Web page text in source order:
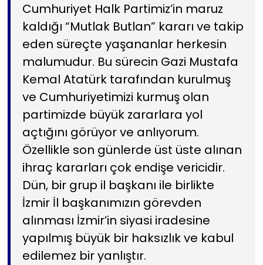
Cumhuriyet Halk Partimiz’in maruz
kaldığı “Mutlak Butlan” kararı ve takip
eden süreçte yaşananlar herkesin
malumudur. Bu sürecin Gazi Mustafa
Kemal Atatürk tarafından kurulmuş
ve Cumhuriyetimizi kurmuş olan
partimizde büyük zararlara yol
açtığını görüyor ve anlıyorum.
Özellikle son günlerde üst üste alınan
ihraç kararları çok endişe vericidir.
Dün, bir grup il başkanı ile birlikte
İzmir İl başkanımızın görevden
alınması İzmir’in siyasi iradesine
yapılmış büyük bir haksızlık ve kabul
edilemez bir yanlıştır.